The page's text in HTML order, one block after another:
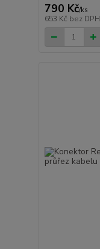
790 Kč/ks
653 Kč bez DPH